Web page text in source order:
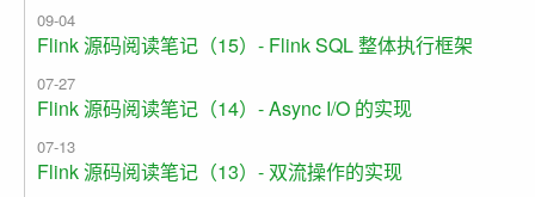
09-04
Flink 源码阅读笔记（15）- Flink SQL 整体执行框架
07-27
Flink 源码阅读笔记（14）- Async I/O 的实现
07-13
Flink 源码阅读笔记（13）- 双流操作的实现